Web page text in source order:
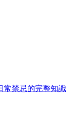
常禁忌的完整知識